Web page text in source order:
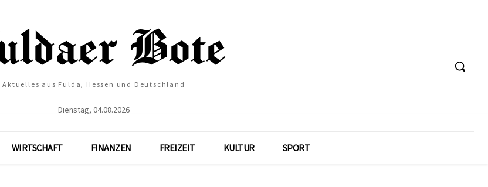
Aktuelles aus Fulda, Hessen und Deutschland
Dienstag, 04.08.2026
WIRTSCHAFT FINANZEN FREIZEIT KULTUR SPORT